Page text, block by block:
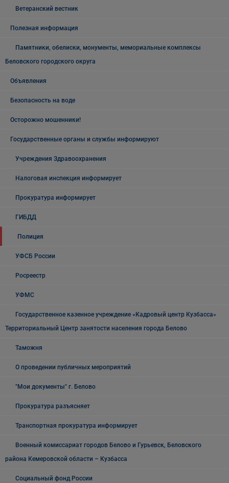
Ветеранский вестник
Полезная информация
Памятники, обелиски, монументы, мемориальные комплексы
Беловского городского округа
Объявления
Безопасность на воде
Осторожно мошенники!
Государственные органы и службы информируют
Учреждения Здравоохранения
Налоговая инспекция информирует
Прокуратура информирует
ГИБДД
Полиция
УФСБ России
Росреестр
УФМС
Государственное казенное учреждение «Кадровый центр Кузбасса»
Территориальный Центр занятости населения города Белово
Таможня
О проведении публичных мероприятий
"Мои документы" г. Белово
Прокуратура разъясняет
Транспортная прокуратура информирует
Военный комиссариат городов Белово и Гурьевск, Беловского
района Кемеровской области – Кузбасса
Социальный фонд России